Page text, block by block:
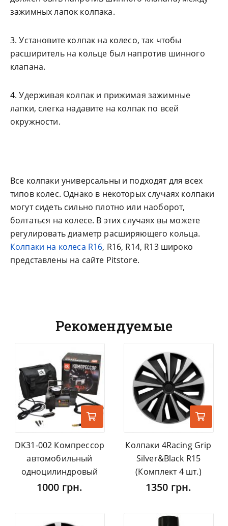
зажимных лапок колпака.
3. Установите колпак на колесо, так чтобы
расширитель на кольце был напротив шинного
клапана.
4. Удерживая колпак и прижимая зажимные
лапки, слегка надавите на колпак по всей
окружности.
Все колпаки универсальны и подходят для всех
типов колес. Однако в некоторых случаях колпаки
могут сидеть сильно плотно или наоборот,
болтаться на колесе. В этих случаях вы можете
регулировать диаметр расширяющего кольца.
Колпаки на колеса R16, R16, R14, R13 широко
представлены на сайте Pitstore.
Рекомендуемые
DK31-002 Компрессор
автомобильный
одноцилиндровый
1000 грн.
Колпаки 4Racing Grip
Silver&Black R15
(Комплект 4 шт.)
1350 грн.